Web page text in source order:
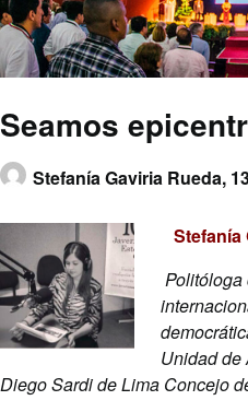
Seamos
Stefanía Gaviria Rueda,
Stefanía
Politóloga
Unidad
Diego Sardi de Lima Concejo